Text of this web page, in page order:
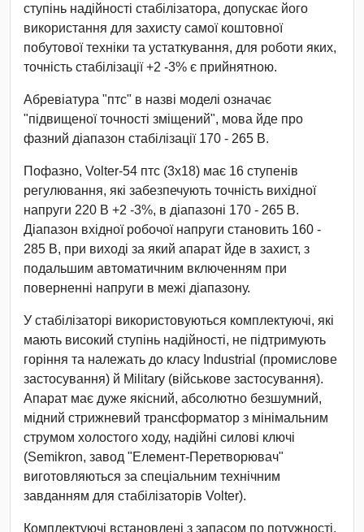
ступінь надійності стабілізатора, допускає його
використання для захисту самої коштовної
побутової техніки та устаткування, для роботи яких,
точність стабілізації +2 -3% є прийнятною.
Абревіатура "птс" в назві моделі означає
"підвищеної точності зміщений", мова йде про
фазний діапазон стабілізації 170 - 265 В.
Пофазно, Volter-54 птс (3х18) має 16 ступенів
регулювання, які забезпечують точність вихідної
напруги 220 В +2 -3%, в діапазоні 170 - 265 В.
Діапазон вхідної робочої напруги становить 160 -
285 В, при виході за який апарат йде в захист, з
подальшим автоматичним включенням при
поверненні напруги в межі діапазону.
У стабілізаторі використовуються комплектуючі, які
мають високий ступінь надійності, не підтримують
горіння та належать до класу Industrial (промислове
застосування) й Military (військове застосування).
Апарат має дуже якісний, абсолютно безшумний,
мідний стрижневий трансформатор з мінімальним
струмом холостого ходу, надійні силові ключі
(Semikron, завод "Елемент-Перетворювач"
виготовляються за спеціальним технічним
завданням для стабілізаторів Volter).
Комплектуючі встановлені з запасом по потужності,